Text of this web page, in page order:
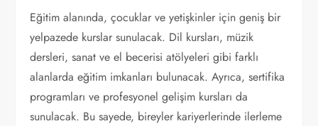
Eğitim alanında, çocuklar ve yetişkinler için geniş bir
yelpazede kurslar sunulacak. Dil kursları, müzik
dersleri, sanat ve el becerisi atölyeleri gibi farklı
alanlarda eğitim imkanları bulunacak. Ayrıca, sertifika
programları ve profesyonel gelişim kursları da
sunulacak. Bu sayede, bireyler kariyerlerinde ilerleme